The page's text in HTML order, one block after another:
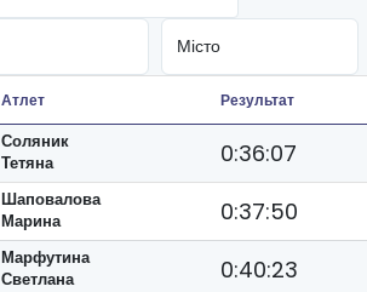
Атлет Результат
Соляник
Тетяна
0:36:07
Шаповалова
Марина
0:37:50
Марфутина
Светлана
0:40:23